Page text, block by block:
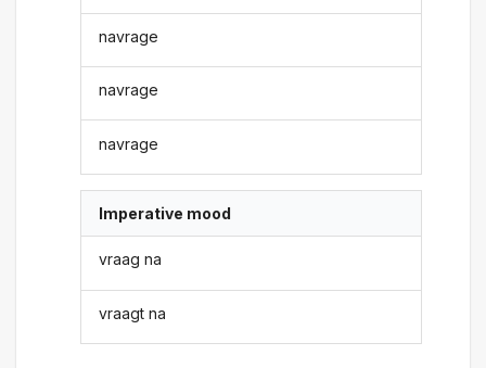
navrage
navrage
navrage
Imperative mood
vraag na
vraagt na